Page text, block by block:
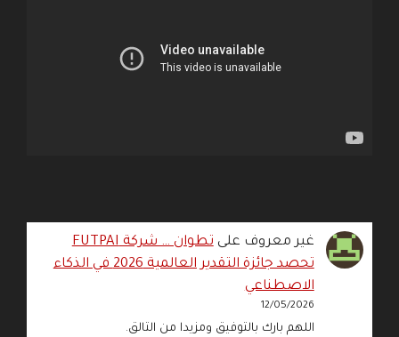
غير معروف على
تطوان … شركة FUTPAI
تحصد جائزة التقدير العالمية 2026 في الذكاء
الاصطناعي
12/05/2026
اللهم بارك بالتوفيق ومزيدا من التالق.